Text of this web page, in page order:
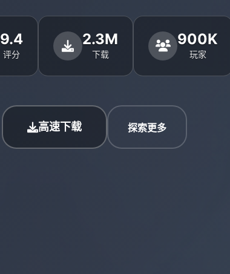
9.4
评分
2.3M
下载
900K
玩家
高速下载 探索更多